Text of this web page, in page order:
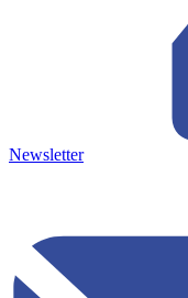
Newsletter